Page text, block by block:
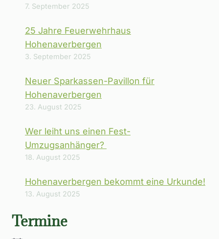
7. September 2025
25 Jahre Feuerwehrhaus
Hohenaverbergen
3. September 2025
Neuer Sparkassen-Pavillon für
Hohenaverbergen
23. August 2025
Wer leiht uns einen Fest-
Umzugsanhänger?
18. August 2025
Hohenaverbergen bekommt eine Urkunde!
13. August 2025
Termine